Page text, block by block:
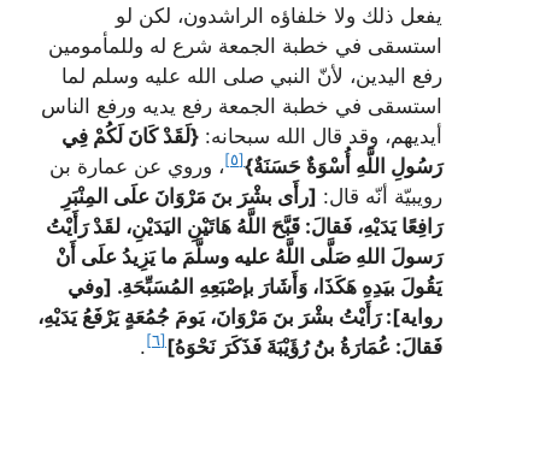
يفعل ذلك ولا خلفاؤه الراشدون، لكن لو
استسقى في خطبة الجمعة شرع له وللمأمومين
رفع اليدين، لأنّ النبي صلى الله عليه وسلم لما
استسقى في خطبة الجمعة رفع يديه ورفع الناس
أيديهم، وقد قال الله سبحانه: {لَقَدْ كَانَ لَكُمْ فِي
رَسُولِ اللَّهِ أُسْوَةٌ حَسَنَةٌ}[٥]
، وروي عن عمارة بن
رويبيّة أنّه قال: [رأَى بشْرَ بنَ مَرْوَانَ علَى المِنْبَرِ
رَافِعًا يَدَيْهِ، فَقالَ: قَبَّحَ اللَّهُ هَاتَيْنِ اليَدَيْنِ، لقَدْ رَأَيْتُ
رَسولَ اللهِ صَلَّى اللَّهُ عليه وسلَّمَ ما يَزِيدُ علَى أَنْ
يَقُولَ بيَدِهِ هَكَذَا، وَأَشَارَ بإصْبَعِهِ المُسَبِّحَةِ. [وفي
رواية]: رَأَيْتُ بشْرَ بنَ مَرْوَانَ، يَومَ جُمُعَةٍ يَرْفَعُ يَدَيْهِ،
فَقالَ: عُمَارَةُ بنُ رُؤَيْبَةَ فَذَكَرَ نَحْوَهُ] [٦] .